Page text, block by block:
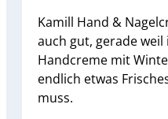
Kamill Hand &
auch gut, gerade
Handcreme mit
endlich etwas
muss.